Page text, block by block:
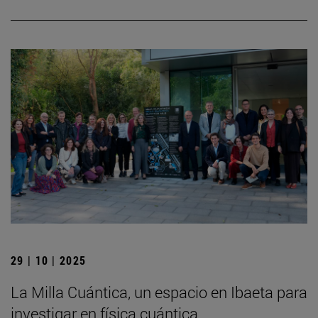
29 | 10 | 2025
La Milla Cuántica, un espacio en Ibaeta para
investigar en física cuántica